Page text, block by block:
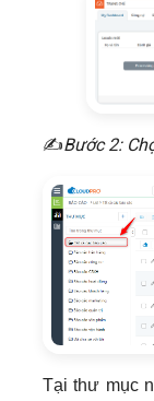
​✍Bước 2:
Tại thư mục